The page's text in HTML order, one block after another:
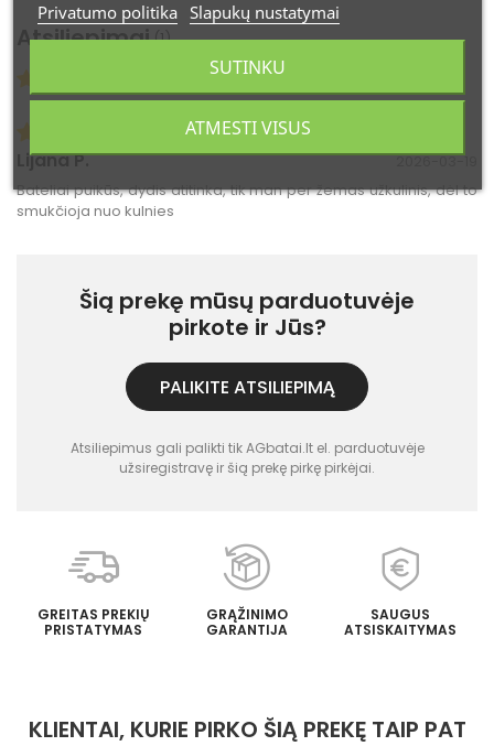
Atsiliepimai(1)
Atsiliepimų: 1
Lijana P.
2026-03-19
Bateliai puikūs, dydis atitinka, tik man per žemas užkulinis, dėl to
smukčioja nuo kulnies
Šią prekę mūsų parduotuvėje
pirkote ir Jūs?
PALIKITE ATSILIEPIMĄ
Atsiliepimus gali palikti tik AGbatai.lt el. parduotuvėje
užsiregistravę ir šią prekę pirkę pirkėjai.
GREITAS PREKIŲ
PRISTATYMAS
GRĄŽINIMO
GARANTIJA
SAUGUS
ATSISKAITYMAS
KLIENTAI, KURIE PIRKO ŠIĄ PREKĘ TAIP PAT
Privatumo politika Slapukų nustatymai
ATMESTI VISUS
SUTINKU